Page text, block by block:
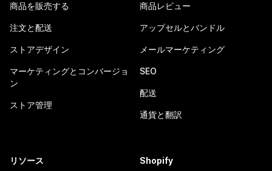
商品を販売する
注文と配送
ストアデザイン
マーケティングとコンバージョ
ン
ストア管理
商品レビュー
アップセルとバンドル
メールマーケティング
SEO
配送
通貨と翻訳
リソース Shopify